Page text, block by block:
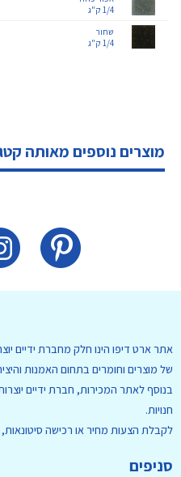
1/4 ק"ג
שחור
1/4 ק"ג
מוצרים נוספים מאותה
אתר ארט דיפו הינו חלק מחברת ידיים
של מוצרים וחומרים בתחום האמנות
בנוסף לאתר המכירות, חברת ידיים
חנויות.
לקבלת הצעות מחיר או רכישה סיטונאות,
סניפים